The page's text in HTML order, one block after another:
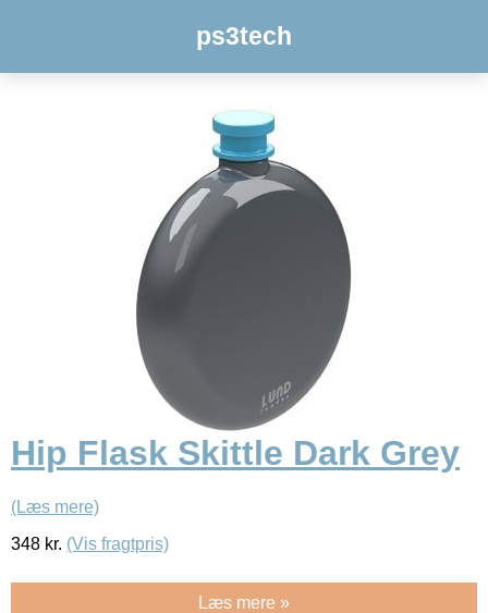
ps3tech
Hip Flask Skittle Dark Grey
(Læs mere)
348 kr. (Vis fragtpris)
Læs mere »